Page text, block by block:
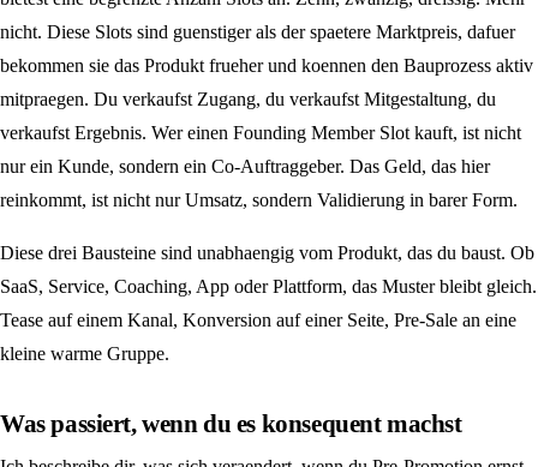
nicht. Diese Slots sind guenstiger als der spaetere Marktpreis, dafuer
bekommen sie das Produkt frueher und koennen den Bauprozess aktiv
mitpraegen. Du verkaufst Zugang, du verkaufst Mitgestaltung, du
verkaufst Ergebnis. Wer einen Founding Member Slot kauft, ist nicht
nur ein Kunde, sondern ein Co-Auftraggeber. Das Geld, das hier
reinkommt, ist nicht nur Umsatz, sondern Validierung in barer Form.
Diese drei Bausteine sind unabhaengig vom Produkt, das du baust. Ob
SaaS, Service, Coaching, App oder Plattform, das Muster bleibt gleich.
Tease auf einem Kanal, Konversion auf einer Seite, Pre-Sale an eine
kleine warme Gruppe.
Was passiert, wenn du es konsequent machst